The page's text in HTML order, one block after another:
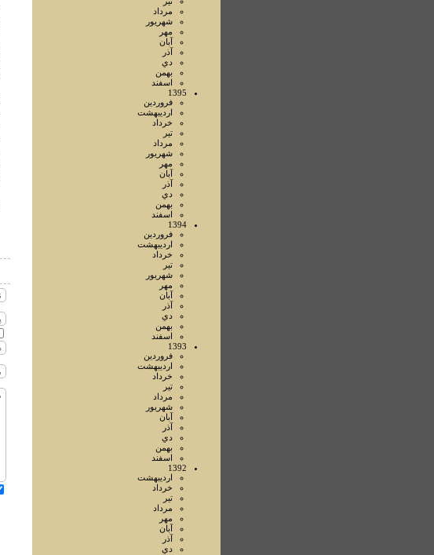
مرداد
شهريور
مهر
آبان
آذر
دي
بهمن
اسفند
1395
فروردين
ارديبهشت
خرداد
تير
مرداد
شهريور
مهر
آبان
آذر
دي
بهمن
اسفند
1394
فروردين
ارديبهشت
خرداد
تير
شهريور
مهر
آبان
آذر
دي
بهمن
اسفند
1393
فروردين
ارديبهشت
خرداد
تير
مرداد
شهريور
آبان
آذر
دي
بهمن
اسفند
1392
ارديبهشت
خرداد
تير
مرداد
مهر
آبان
آذر
دي